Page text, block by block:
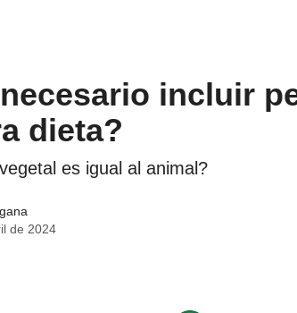
incluir
dieta?
es igual al animal?
de 2024